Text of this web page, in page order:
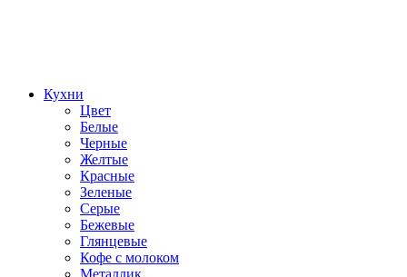
Кухни
Цвет
Белые
Черные
Желтые
Красные
Зеленые
Серые
Бежевые
Глянцевые
Кофе с молоком
Металлик